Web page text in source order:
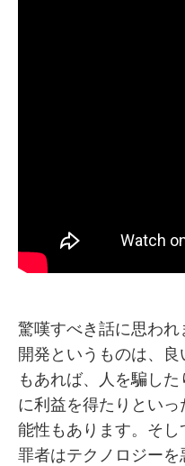
驚嘆すべき話に思わ
開発というものは、
もあれば、人を騙し
に利益を得たりとい
能性もあります。そ
罪者はテクノロジー